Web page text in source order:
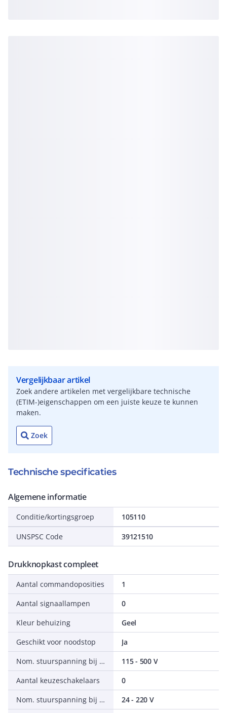
Vergelijkbaar artikel
Zoek andere artikelen met vergelijkbare technische
(ETIM-)eigenschappen om een juiste keuze te kunnen
maken.
Zoek
Technische specificaties
Algemene informatie
Conditie/kortingsgroep 105110
UNSPSC Code 39121510
Drukknopkast compleet
Aantal commandoposities
1
Aantal signaallampen
0
Kleur behuizing
Geel
Geschikt voor noodstop
Ja
Nom. stuurspanning bij AC 60 Hz
115 - 500 V
Aantal keuzeschakelaars
0
Nom. stuurspanning bij DC
24 - 220 V